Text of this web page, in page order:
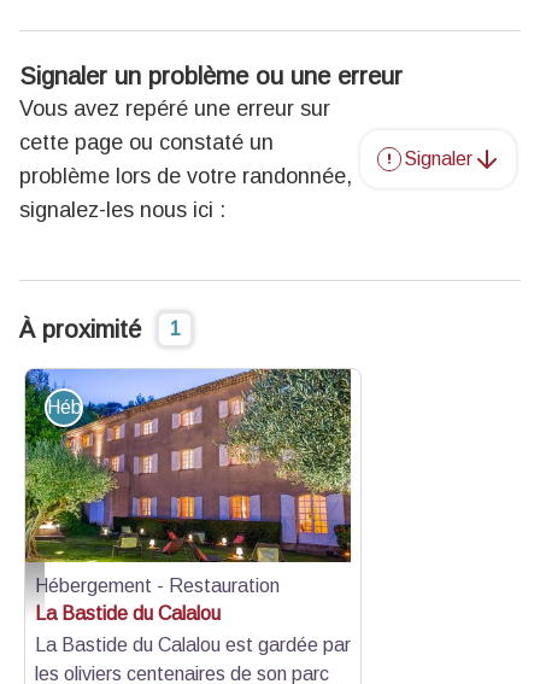
Signaler un problème ou une erreur
Vous avez repéré une erreur sur
cette page ou constaté un
problème lors de votre randonnée,
signalez-les nous ici :
Signaler
À proximité 1
Extérieur - La Bastide du Calalou
Hébergement - Restauration
Hébergement - Restauration
La Bastide du Calalou
La Bastide du Calalou est gardée par
les oliviers centenaires de son parc